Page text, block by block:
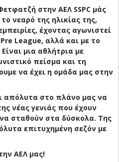
στην ΑΕΛ SSPC μάς
νεαρό της ηλικίας της,
έχοντας αγωνιστεί
League, αλλά και με το
μια αθλήτρια με
πείσμα και τη
να έχει η ομάδα μας στην
απόλυτα στο πλάνο μας να
νέας γενιάς που έχουν
σταθούν στα δύσκολα. Της
επιτυχημένη σεζόν με
ΑΕΛ μας!